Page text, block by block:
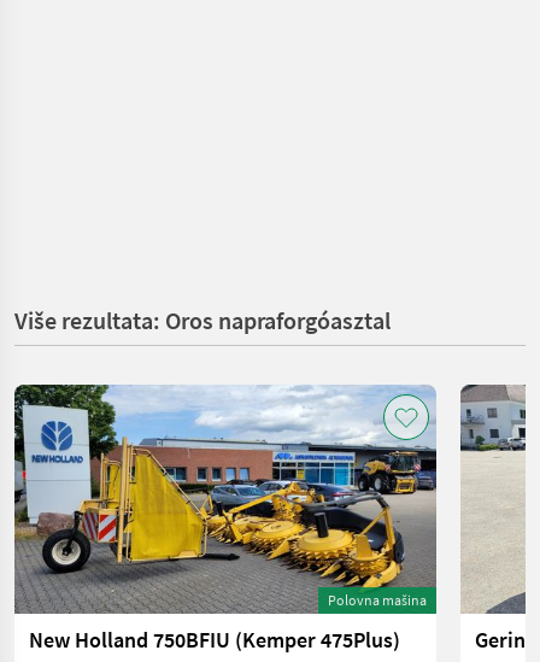
Više rezultata: Oros napraforgóasztal
Polovna mašina
New Holland 750BFIU (Kemper 475Plus)